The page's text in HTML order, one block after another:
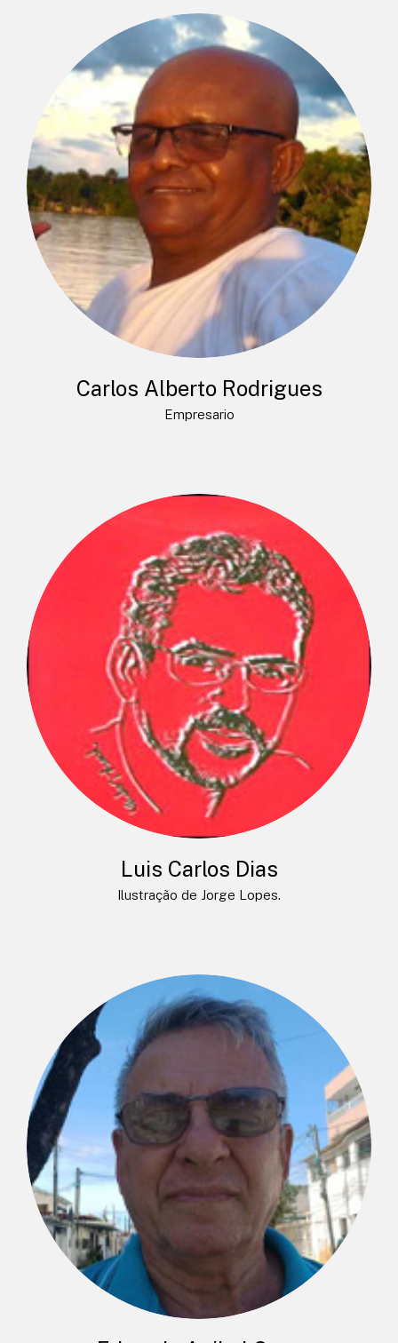
Carlos Alberto Rodrigues
Empresario
Luis Carlos Dias
Ilustração de Jorge Lopes.